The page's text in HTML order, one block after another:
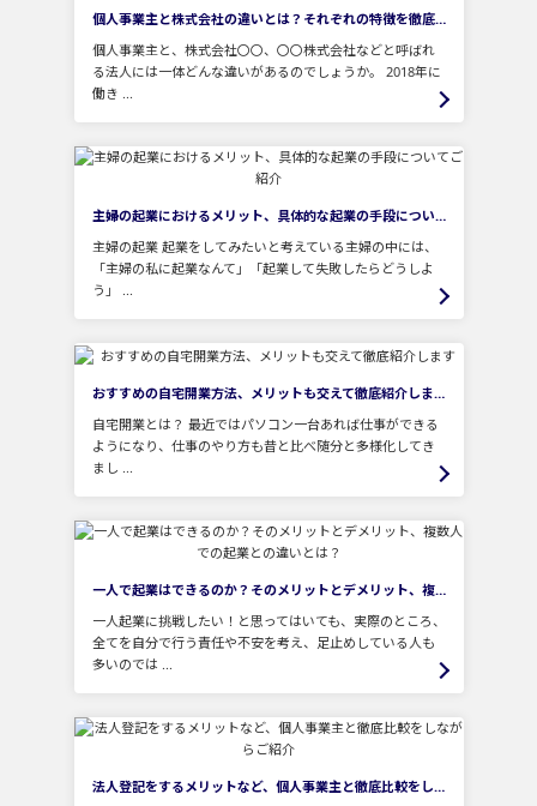
個人事業主と株式会社の違いとは？それぞれの特徴を徹底的にご紹介！
個人事業主と、株式会社〇〇、〇〇株式会社などと呼ばれ
る法人には一体どんな違いがあるのでしょうか。 2018年に
働き ...
主婦の起業におけるメリット、具体的な起業の手段についてご紹介
主婦の起業 起業をしてみたいと考えている主婦の中には、
「主婦の私に起業なんて」「起業して失敗したらどうしよ
う」 ...
おすすめの自宅開業方法、メリットも交えて徹底紹介します
自宅開業とは？ 最近ではパソコン一台あれば仕事ができる
ようになり、仕事のやり方も昔と比べ随分と多様化してき
まし ...
一人で起業はできるのか？そのメリットとデメリット、複数人での起業との違いとは？
一人起業に挑戦したい！と思ってはいても、実際のところ、
全てを自分で行う責任や不安を考え、足止めしている人も
多いのでは ...
法人登記をするメリットなど、個人事業主と徹底比較をしながらご紹介